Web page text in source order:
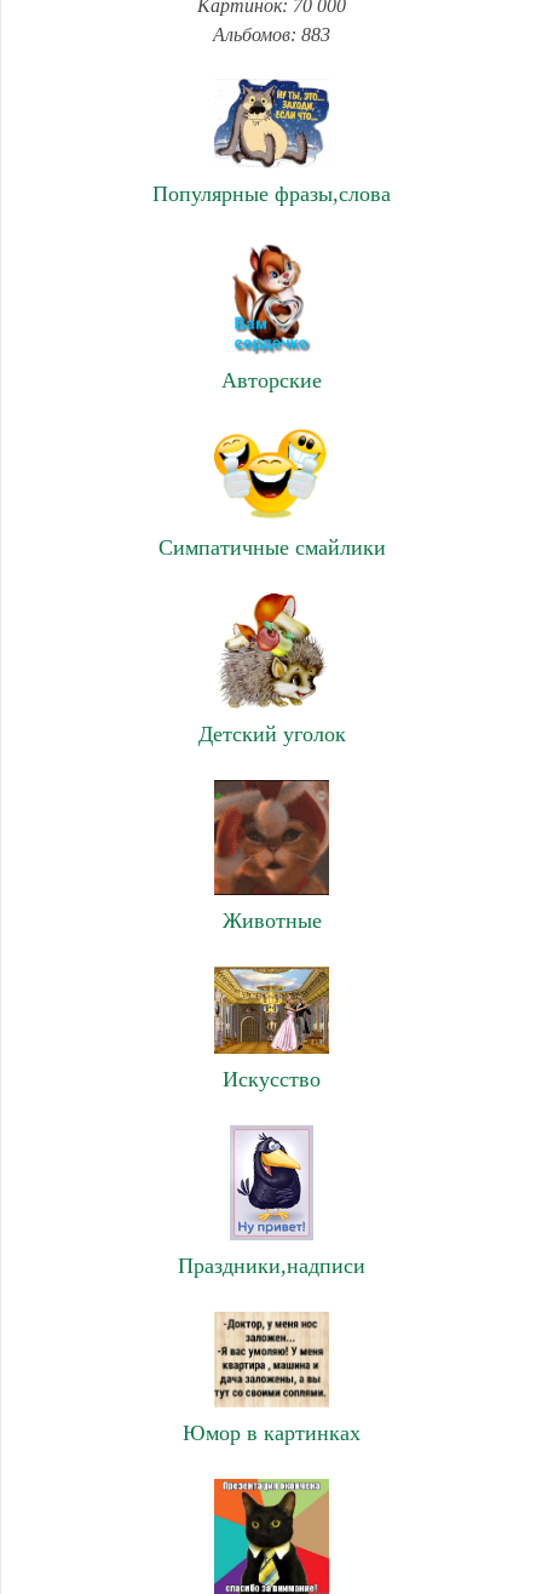
Картинок: 70 000
Альбомов: 883
Популярные фразы,слова
Авторские
Симпатичные смайлики
Детский уголок
Животные
Искусство
Праздники,надписи
Юмор в картинках